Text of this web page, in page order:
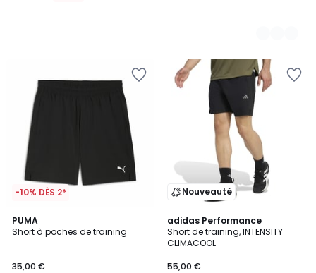
-10% DÈS 2*
PUMA
Short à poches de training
35,00 €
Nouveauté
adidas Performance
Short de training, INTENSITY
CLIMACOOL
55,00 €
5
/
5